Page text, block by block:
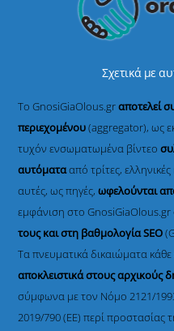
Σχετικά με
Το GnosiGiaOlous.grαποτελεί
περιεχομένου(aggregator), ως
τυχόν ενσωματωμένα βίντεο
αυτόματααπό τρίτες,
αυτές, ως πηγές,ωφελούνται
εμφάνιση στο GnosiGiaOlous.gr
τους και στη βαθμολογία SEO
Τα πνευματικά δικαιώματα
αποκλειστικά στους αρχικούς
σύμφωνα με τον Νόμο 2121/
2019/790 (ΕΕ) περί προστασίας